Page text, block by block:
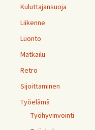
Kuluttajansuoja
Liikenne
Luonto
Matkailu
Retro
Sijoittaminen
Työelämä
Työhyvinvointi